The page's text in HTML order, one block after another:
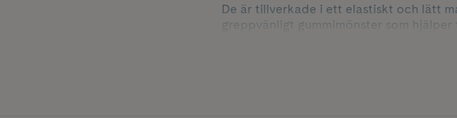
De är tillverkade i ett elastiskt och lätt
greppvänligt gummimönster som
Använd strumporna vid yoga, barre,